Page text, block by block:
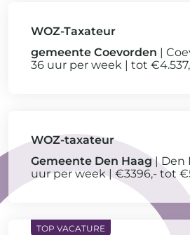
WOZ-Taxateur
gemeente Coevorden
36 uur per week
tot
WOZ-taxateur
Gemeente Den Haag Den
uur per week €3396,- tot